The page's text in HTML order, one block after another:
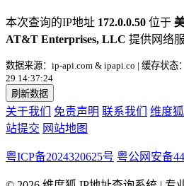
本次查询的IP地址 172.0.0.50 位于
AT&T Enterprises, LLC 提供网络服
数据来源：ip-api.com & ipapi.co | 缓存状态
29 14:37:24
刷新数据
关于我们 免责声明 联系我们 维度
站提交 网站地图
粤ICP备2024320625号 粤公网安备